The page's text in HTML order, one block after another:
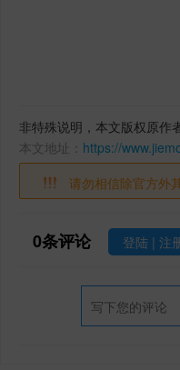
非特殊说明，本文版权原作
本文地址： https://
请勿相信除官方外
0条评论 登陆 | 注